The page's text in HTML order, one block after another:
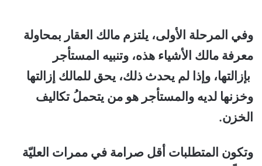
وفي المرحلة الأولى، يلتزم مالك العقار بمحاولة
معرفة مالك الأشياء هذه، وتنبيه المستأجر
بإزالتها، وإذا لم يحدث ذلك، يحق للمالك إزالتها
وخزنها لديه والمستأجر هو من يتحملُ تكاليف
الخزن.
وتكون المتطلبات أقل صرامة في ممرات العليّة